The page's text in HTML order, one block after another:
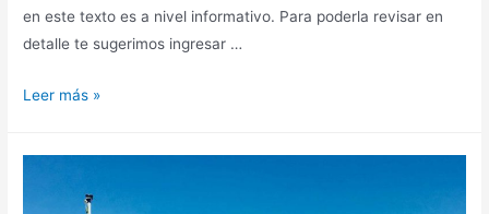
en este texto es a nivel informativo. Para poderla revisar en
detalle te sugerimos ingresar …
Leer más »